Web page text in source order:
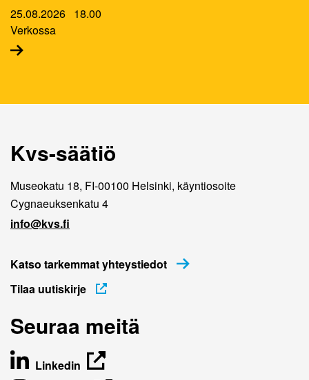
25.08.2026 18.00
Verkossa
Kvs-säätiö
Museokatu 18, FI-00100 Helsinki, käyntiosoite
Cygnaeuksenkatu 4
info@kvs.fi
Katso tarkemmat yhteystiedot
Tilaa uutiskirje
Seuraa meitä
Linkedin